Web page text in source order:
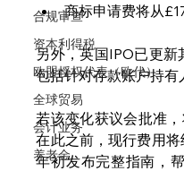
合规审查
资本利得税
欧盟授权代表（欧代）
全球贸易
会计业务
养老金
商标申请费将从
另外，英国IPO已更新
包括针对存款账户持有
若该变化获议会批准
在此之前，现行费用
年初发布完整指南，